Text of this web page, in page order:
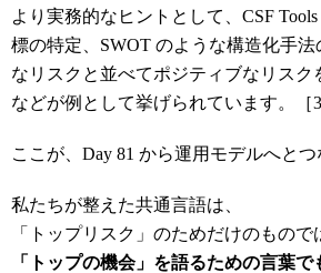
より実務的なヒントとして、CSF
標の特定、SWOT のような構造化手
なリスクと並べてポジティブなリスク
などが例として挙げられています。［3
ここが、Day 81 から運用モデルへとつ
私たちが整えた共通言語は、
「トップリスク」のためだけのもので
「トップの機会」を語るための言葉で